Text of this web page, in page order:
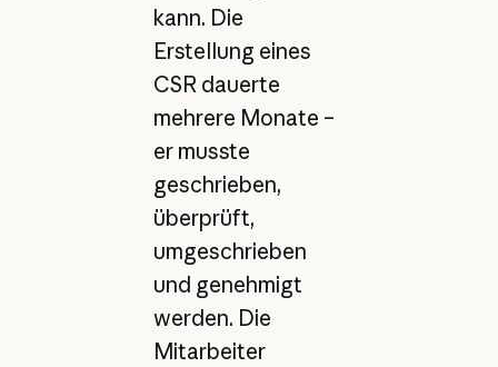
kann. Die
Erstellung eines
CSR dauerte
mehrere Monate –
er musste
geschrieben,
überprüft,
umgeschrieben
und genehmigt
werden. Die
Mitarbeiter